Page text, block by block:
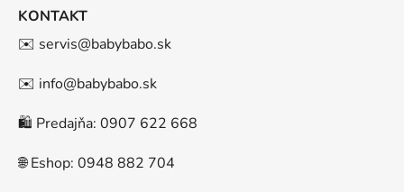
KONTAKT
✉️ servis@babybabo.sk
✉️ info@babybabo.sk
🛍️ Predajňa: 0907 622 668
🌐 Eshop: 0948 882 704